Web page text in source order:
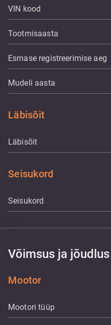
VIN kood
Tootmisaasta
Esmase registreerimise aeg
Mudeli aasta
Läbisõit
Läbisõit
Seisukord
Seisukord
Võimsus ja jõudlus
Mootor
Mootori tüüp